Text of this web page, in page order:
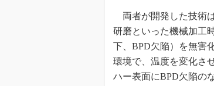
両者が開発した技術
研磨といった機械加工
下、BPD欠陥）を無害
環境で、温度を変化さ
ハー表面にBPD欠陥の